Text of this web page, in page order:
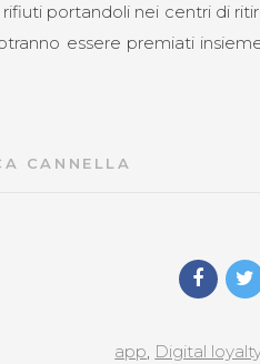
portandoli nei centri di
essere premiati
CANNELLA
app, Digital